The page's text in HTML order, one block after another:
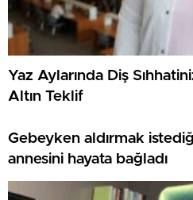
Yaz Aylarında Diş
Altın Teklif
Gebeyken aldırmak
annesini hayata bağladı